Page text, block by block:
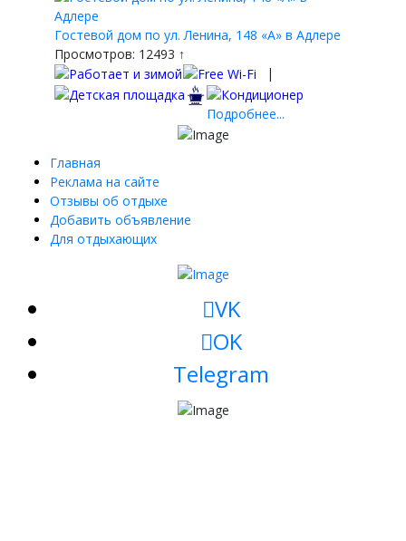
Гостевой дом по ул. Ленина, 148 «А» в Адлере
Просмотров: 12493 ↑
|
Подробнее...
Главная
Реклама на сайте
Отзывы об отдыхе
Добавить объявление
Для отдыхающих
VK
OK
Telegram